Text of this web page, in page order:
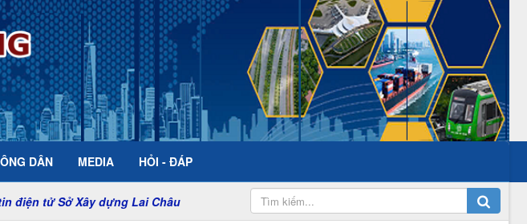
DÂN MEDIA HỎI - ĐÁP
Xây dựng Lai Châu